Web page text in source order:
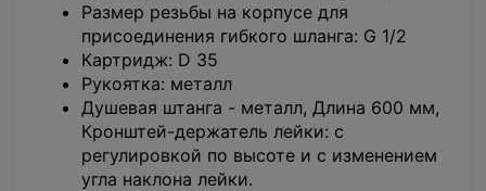
Размер резьбы на корпусе для
присоединения гибкого шланга: G 1/2
Картридж: D 35
Рукоятка: металл
Душевая штанга - металл, Длина 600 мм,
Кронштей-держатель лейки: с
регулировкой по высоте и с изменением
угла наклона лейки.